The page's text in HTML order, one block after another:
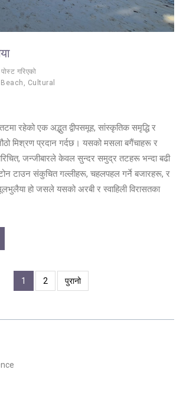
पोस्ट गरिएको
Beach Cultural
रहेको एक अद्भुत द्वीपसमूह, सांस्कृतिक समृद्धि र
मिश्रण प्रदान गर्दछ। यसको मसला बगैंचाहरू र
जन्जीबारले केवल सुन्दर समुद्र तटहरू भन्दा बढी
टाउन संकुचित गल्लीहरू, चहलपहल गर्ने बजारहरू, र
हो जसले यसको अरबी र स्वाहिली विरासतका
1 2 पुरानो